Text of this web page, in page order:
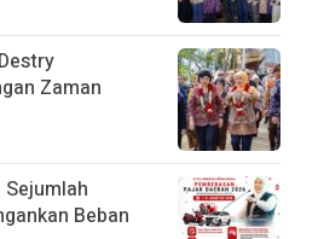
Zaman
Sejumlah
Beban